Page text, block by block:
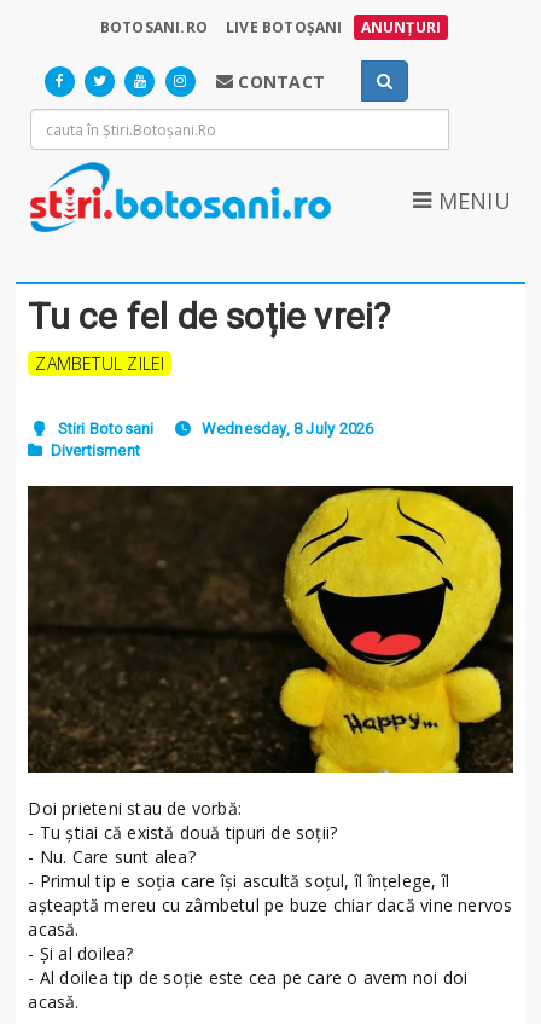
BOTOSANI.RO LIVE BOTOȘANI ANUNȚURI
CONTACT
MENIU
Tu ce fel de soție vrei?
ZAMBETUL ZILEI
Stiri Botosani
Wednesday, 8 July 2026
Divertisment
Doi prieteni stau de vorbă:
- Tu știai că există două tipuri de soții?
- Nu. Care sunt alea?
- Primul tip e soția care își ascultă soțul, îl înțelege, îl
așteaptă mereu cu zâmbetul pe buze chiar dacă vine nervos
acasă.
- Și al doilea?
- Al doilea tip de soție este cea pe care o avem noi doi
acasă.